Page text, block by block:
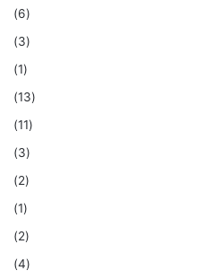
(6)
(3)
(1)
(13)
(11)
(3)
(2)
(1)
(2)
(4)